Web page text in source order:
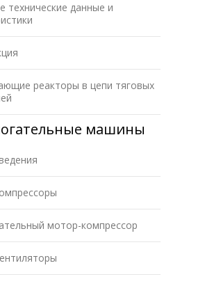
технические данные и
реакторы в цепи тяговых
машины
мотор-компрессор